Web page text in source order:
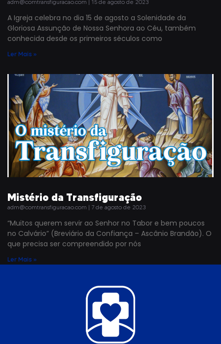
adm@comtransfiguracao.com 15 de agosto de 2023
A Igreja celebra no dia 15 de agosto a Solenidade da
Gloriosa Assunção de Nossa Senhora ao Céu, também
conhecida desde os primeiros séculos como
Ler Mais »
Mistério da Transfiguração
adm@comtransfiguracao.com 7 de agosto de 2023
“Muitos querem servir ao Senhor no Tabor e bem poucos
no Calvário” (Breviário da Confiança – Ascânio Brandão). O
que precisa ser compreendido por nós
Ler Mais »